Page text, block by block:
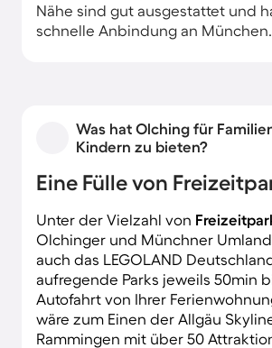
Nähe sind gut ausgestattet und
schnelle Anbindung an München.
Was hat Olching für
Kindern zu bieten?
Eine Fülle von
Unter der Vielzahl von
Olchinger und Münchner
auch das LEGOLAND
aufregende Parks jeweils 50min
Autofahrt von Ihrer
wäre zum Einen der Allgäu
Rammingen mit über 50